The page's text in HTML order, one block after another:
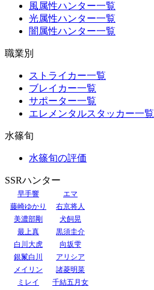
風属性ハンター一覧
光属性ハンター一覧
闇属性ハンター一覧
職業別
ストライカー一覧
ブレイカー一覧
サポーター一覧
エレメンタルスタッカー一覧
水篠旬
水篠旬の評価
SSRハンター
早手響
エマ
藤崎ゆかり
右京将人
美濃部剛
犬飼晃
最上真
黒須圭介
白川大虎
向坂雫
銀鬣白川
アリシア
メイリン
諸菱明菜
ミレイ
千結五月女